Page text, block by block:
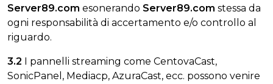
Server89.com esonerando Server89.com stessa da
ogni responsabilità di accertamento e/o controllo al
riguardo.
3.2 I pannelli streaming come CentovaCast,
SonicPanel, Mediacp, AzuraCast, ecc. possono venire